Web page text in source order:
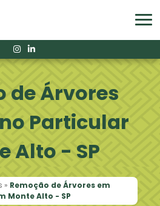
de Árvores
Particular
Alto - SP
» Remoção de Árvores em
Monte Alto - SP